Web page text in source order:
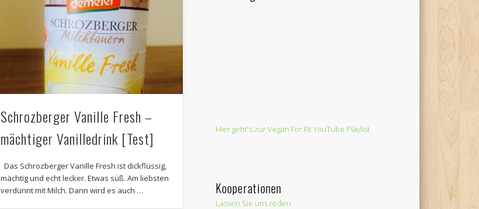
Schrozberger Vanille Fresh –
mächtiger Vanilledrink [Test]
Das Schrozberger Vanille Fresh ist dickflüssig,
mächtig und echt lecker. Etwas süß. Am liebsten
verdünnt mit Milch. Dann wird es auch …
Hier geht's zur Vegan For Fit YouTube Playlist
Kooperationen
Lassen Sie uns reden